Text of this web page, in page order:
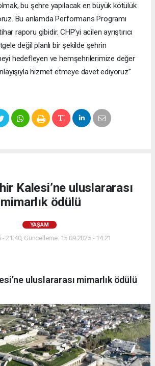
bu şehre yapılacak en büyük kötülük
Bu anlamda Performans Programı
raporu gibidir. CHP’yi acilen ayrıştırıcı
değil planlı bir şekilde şehrin
hedefleyen ve hemşehrilerimize değer
hizmet etmeye davet ediyoruz”
Kalesi’ne uluslararası
mimarlık ödülü
YAŞAM
- 21:40, Güncelleme: 15.09.2025 - 14:21
uluslararası mimarlık ödülü